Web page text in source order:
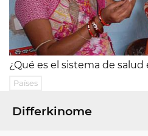
¿Qué es el sistema de salud
Países
Differkinome